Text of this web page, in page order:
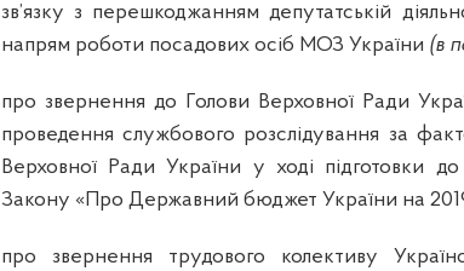
зв’язку з перешкоджанням депутатській
напрям роботи посадових осіб МОЗ України (в
про звернення до Голови Верховної Ради
проведення службового розслідування за
Верховної Ради України у ході підготовки
Закону «Про Державний бюджет України на
про звернення трудового колективу